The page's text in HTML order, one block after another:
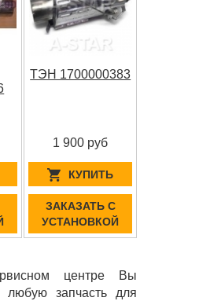
ТЭН 1700000383
1 900 руб
КУПИТЬ
ЗАКАЗАТЬ С
УСТАНОВКОЙ
центре Вы
любую запчасть для